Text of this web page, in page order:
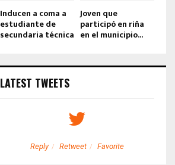
Inducen a coma a
estudiante de
secundaria técnica
Joven que
participó en riña
en el municipio...
LATEST TWEETS
Reply Retweet Favorite